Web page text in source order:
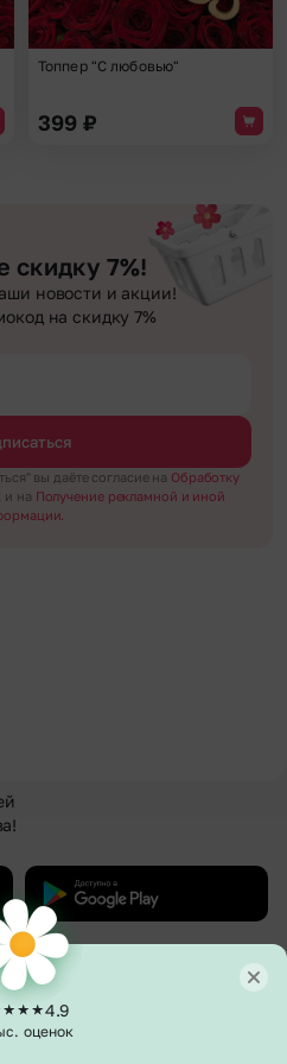
Топпер "С любовью"
399 ₽
скидку 7%!
новости и акции!
на скидку 7%
вы даёте согласие на Обработку
и на Получение рекламной и иной
4.9
оценок